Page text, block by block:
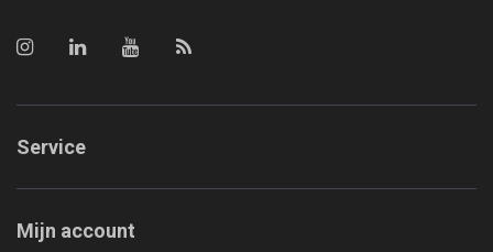
Service
Mijn account